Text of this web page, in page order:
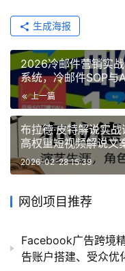
生成海报
2026冷邮件营销实
系统，冷邮件SOP与
上一篇
布拉德·皮特解说实
高权重短视频解说文
2026-02-28 15:39
网创项目推荐
Facebook广告跨境
告账户搭建、受众优